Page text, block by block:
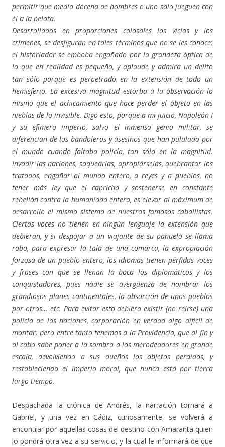
permitir que media docena de hombres o uno solo jueguen con
él a la pelota.
Desarrollados en proporciones colosales los vicios y los
crímenes, se desfiguran en tales términos que no se les conoce;
el historiador se emboba engañado por la grandeza óptica de
lo que en realidad es pequeño, y aplaude y admira un delito
tan sólo porque es perpetrado en la extensión de todo un
hemisferio. La excesiva magnitud estorba a la observación lo
mismo que el achicamiento que hace perder el objeto en las
nieblas de lo invisible. Digo esto, porque a mi juicio, Napoleón I
y su efímero imperio, salvo el inmenso genio militar, se
diferencian de los bandoleros y asesinos que han pululado por
el mundo cuando faltaba policía, tan sólo en la magnitud.
Invadir las naciones, saquearlas, apropiárselas, quebrantar los
tratados, engañar al mundo entero, a reyes y a pueblos, no
tener más ley que el capricho y sostenerse en constante
rebelión contra la humanidad entera, es elevar al máximum de
desarrollo el mismo sistema de nuestros famosos caballistas.
Ciertas voces no tienen en ningún lenguaje la extensión que
debieran, y si despojar a un viajante de su pañuelo se llama
robo, para expresar la tala de una comarca, la expropiación
forzosa de un pueblo entero, los idiomas tienen pérfidas voces
y frases con que se llenan la boca los diplomáticos y los
conquistadores, pues nadie se avergüenza de nombrar los
grandiosos planes continentales, la absorción de unos pueblos
por otros… etc. Para evitar esto debiera existir (no reírse) una
policía de las naciones, corporación en verdad algo difícil de
montar; pero entre tanto tenemos a la Providencia, que al fin y
al cabo sabe poner a la sombra a los merodeadores en grande
escala, devolviendo a sus dueños los objetos perdidos, y
restableciendo el imperio moral, que nunca está por tierra
largo tiempo.
Despachada la crónica de Andrés, la narración tornará a
Gabriel, y una vez en Cádiz, curiosamente, se volverá a
encontrar por aquellas cosas del destino con Amaranta quien
lo pondrá otra vez a su servicio, y la cual le informará de que